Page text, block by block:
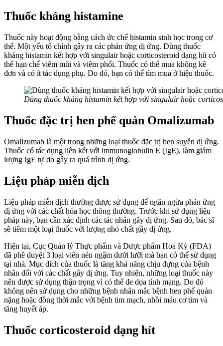
Thuốc kháng histamine
Thuốc này hoạt động bằng cách ức chế histamin sinh học trong cơ
thể. Một yếu tố chính gây ra các phản ứng dị ứng. Dùng thuốc
kháng histamin kết hợp với singulair hoặc corticosteroid dạng hít có
thể hạn chế viêm mũi và viêm phổi. Thuốc có thể mua không kê
đơn và có ít tác dụng phụ. Do đó, bạn có thể tìm mua ở hiệu thuốc.
Dùng thuốc kháng histamin kết hợp với singulair hoặc
Thuốc đặc trị hen phế quản Omalizumab
Omalizumab là một trong những loại thuốc đặc trị hen suyễn dị ứng.
Thuốc có tác dụng liên kết với immunoglobulin E (IgE), làm giảm
lượng IgE tự do gây ra quá trình dị ứng.
Liệu pháp miễn dịch
Liệu pháp miễn dịch thường được sử dụng để ngăn ngừa phản ứng
dị ứng với các chất hóa học thông thường. Trước khi sử dụng liệu
pháp này, bạn cần xác định các tác nhân gây dị ứng. Sau đó, bác sĩ
sẽ tiêm một loại thuốc với lượng nhỏ chất gây dị ứng.
Hiện tại, Cục Quản lý Thực phẩm và Dược phẩm Hoa Kỳ (FDA)
đã phê duyệt 3 loại viên nén ngậm dưới lưỡi mà bạn có thể sử dụng
tại nhà. Mục đích của thuốc là tăng khả năng chịu đựng của bệnh
nhân đối với các chất gây dị ứng. Tuy nhiên, những loại thuốc này
nên được sử dụng thận trọng vì có thể đe dọa tính mạng. Do đó
không nên sử dụng cho những bệnh nhân mắc bệnh hen phế quản
nặng hoặc đồng thời mắc với bệnh tim mạch, nhồi máu cơ tim và
tăng huyết áp.
Thuốc corticosteroid dạng hít